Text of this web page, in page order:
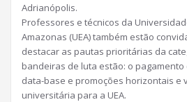
Adrianópolis.
Professores e técnicos da
Amazonas (UEA) também estão
destacar as pautas prioritárias da
bandeiras de luta estão: o
data-base e promoções horizontais e
universitária para a UEA.